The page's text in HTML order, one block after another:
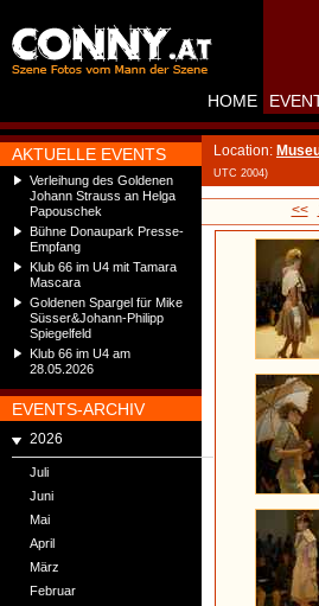
AKTUELLE EVENTS
Verleihung des Goldenen
Johann Strauss an Helga
Papouschek
Bühne Donaupark Presse-
Empfang
Klub 66 im U4 mit Tamara
Mascara
Goldenen Spargel für Mike
Süsser&Johann-Philipp
Spiegelfeld
Klub 66 im U4 am
28.05.2026
EVENTS-ARCHIV
2026
Juli
Juni
Mai
April
März
Februar
HOME
Location:
UTC 2004)
<<